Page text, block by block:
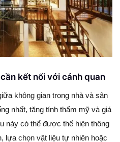
kết nối với cảnh quan
không gian trong nhà và sân
nhất, tăng tính thẩm mỹ và giá
này có thể được thể hiện thông
lựa chọn vật liệu tự nhiên hoặc